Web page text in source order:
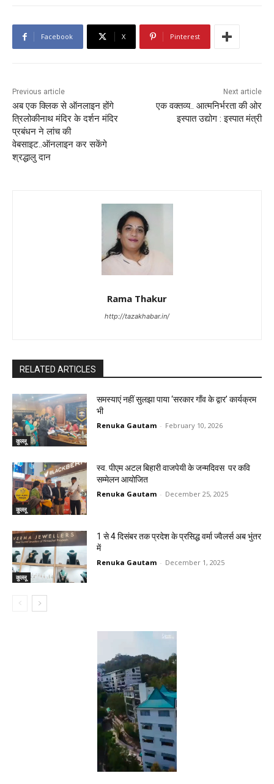
Facebook X Pinterest
Previous article
अब एक क्लिक से ऑनलाइन होंगे
त्रिलोकीनाथ मंदिर के दर्शन मंदिर
प्रबंधन ने लांच की
वेबसाइट..ऑनलाइन कर सकेंगे
श्रद्धालु दान
Next article
एक वक्तव्य.. आत्मनिर्भरता की ओर
इस्पात उद्योग : इस्पात मंत्री
Rama Thakur
http://tazakhabar.in/
RELATED ARTICLES
कुल्लू
समस्याएं नहीं सुलझा पाया ‘सरकार गाँव के द्वार’ कार्यक्रम
भी
Renuka Gautam - February 10, 2026
कुल्लू
स्व. पीएम अटल बिहारी वाजपेयी के जन्मदिवस पर कवि
सम्मेलन आयोजित
Renuka Gautam - December 25, 2025
कुल्लू
1 से 4 दिसंबर तक प्रदेश के प्रसिद्ध वर्मा ज्वैलर्स अब भुंतर
में
Renuka Gautam - December 1, 2025